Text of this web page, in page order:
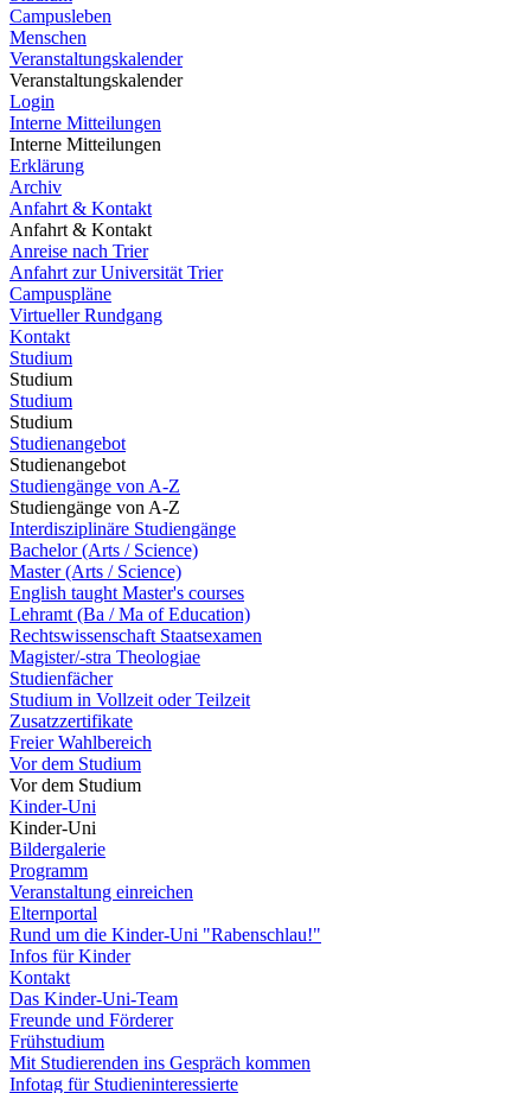
Campusleben
Menschen
Veranstaltungskalender
Veranstaltungskalender
Login
Interne Mitteilungen
Interne Mitteilungen
Erklärung
Archiv
Anfahrt & Kontakt
Anfahrt & Kontakt
Anreise nach Trier
Anfahrt zur Universität Trier
Campuspläne
Virtueller Rundgang
Kontakt
Studium
Studium
Studium
Studium
Studienangebot
Studienangebot
Studiengänge von A-Z
Studiengänge von A-Z
Interdisziplinäre Studiengänge
Bachelor (Arts / Science)
Master (Arts / Science)
English taught Master's courses
Lehramt (Ba / Ma of Education)
Rechtswissenschaft Staatsexamen
Magister/-stra Theologiae
Studienfächer
Studium in Vollzeit oder Teilzeit
Zusatzzertifikate
Freier Wahlbereich
Vor dem Studium
Vor dem Studium
Kinder-Uni
Kinder-Uni
Bildergalerie
Programm
Veranstaltung einreichen
Elternportal
Rund um die Kinder-Uni "Rabenschlau!"
Infos für Kinder
Kontakt
Das Kinder-Uni-Team
Freunde und Förderer
Frühstudium
Mit Studierenden ins Gespräch kommen
Infotag für Studieninteressierte